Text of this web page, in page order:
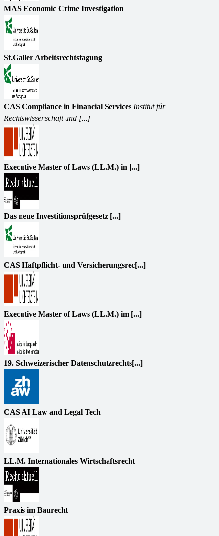
MAS Economic Crime Investigation
St.Galler Arbeitsrechtstagung
CAS Compliance in Financial Services Institut für
Rechtswissenschaft und [...]
Executive Master of Laws (LL.M.) in [...]
Das neue Investitionsprüfgesetz [...]
CAS Haftpflicht- und Versicherungsrec[...]
Executive Master of Laws (LL.M.) im [...]
19. Schweizerischer Datenschutzrechts[...]
CAS AI Law and Legal Tech
LL.M. Internationales Wirtschaftsrecht
Praxis im Baurecht